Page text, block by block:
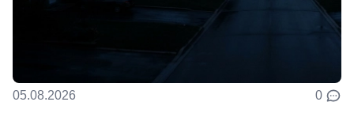
05.08.2026 0